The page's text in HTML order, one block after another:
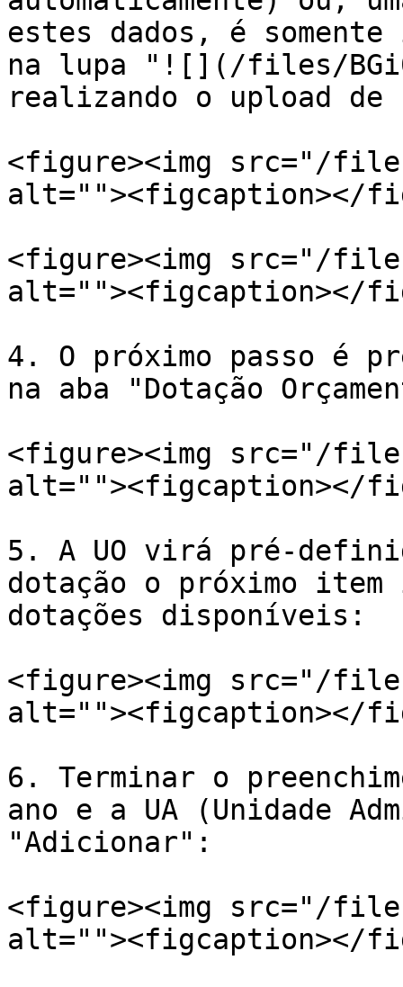
estes dados, é
na lupa "![](/files/
realizando o upload de
<figure><img src="/
alt=""><figcaption></
<figure><img src="/files/
alt=""><figcaption></
4. O próximo passo é
na aba "Dotação
<figure><img src="/files/
alt=""><figcaption></
5. A UO virá pré-
dotação o próximo
dotações disponíveis:
<figure><img src="/
alt=""><figcaption></
6. Terminar o
ano e a UA (Unidade
"Adicionar":
<figure><img src="/
alt=""><figcaption></